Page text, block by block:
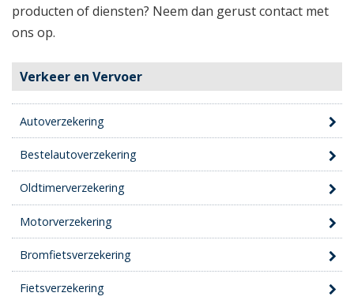
producten of diensten? Neem dan gerust contact met
ons op.
Verkeer en Vervoer
Autoverzekering
Bestelautoverzekering
Oldtimerverzekering
Motorverzekering
Bromfietsverzekering
Fietsverzekering